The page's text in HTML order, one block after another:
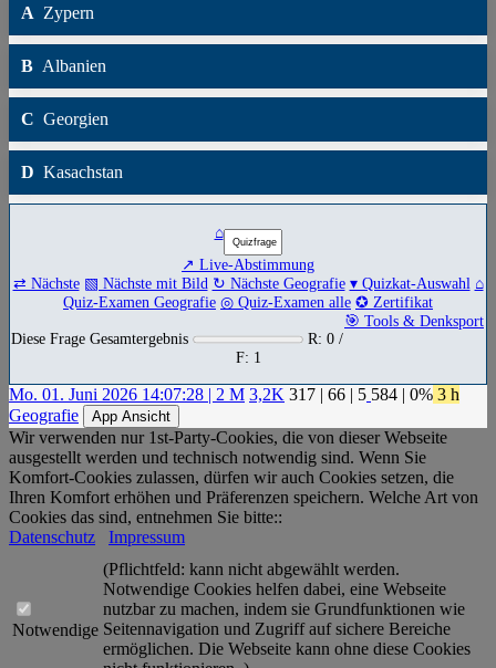
A Zypern
B Albanien
C Georgien
D Kasachstan
⌂
↗ Live-Abstimmung
⇄ Nächste ▧ Nächste mit Bild ↻ Nächste Geografie ▾ Quizkat-Auswahl ⌂
Quiz-Examen Geografie ◎ Quiz-Examen alle ✪ Zertifikat
🎯 Tools & Denksport
Diese Frage Gesamtergebnis
R: 0 /
F: 1
Mo. 01. Juni 2026 14:07:28 | 2 M 3,2K 317 | 66 | 5 584 | 0% 3 h
Geografie
App Ansicht
Wir verwenden nur 1st-Party-Cookies, die von dieser Webseite
ausgestellt werden und technisch notwendig sind. Wenn Sie
Komfort-Cookies zulassen, dürfen wir auch Cookies setzen, die
Ihren Komfort erhöhen und Präferenzen speichern. Welche Art von
Cookies das sind, entnehmen Sie bitte::
Datenschutz
Impressum
Notwendige
(Pflichtfeld: kann nicht abgewählt werden.
Notwendige Cookies helfen dabei, eine Webseite
nutzbar zu machen, indem sie Grundfunktionen wie
Seitennavigation und Zugriff auf sichere Bereiche
ermöglichen. Die Webseite kann ohne diese Cookies